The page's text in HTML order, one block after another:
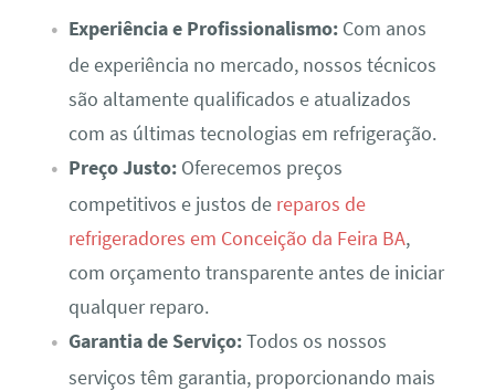
Experiência e Profissionalismo:Com anos
de experiência no mercado, nossos técnicos
são altamente qualificados e atualizados
com as últimas tecnologias em refrigeração.
Preço Justo:Oferecemos preços
competitivos e justos de reparos de
refrigeradores em Conceição da Feira BA,
com orçamento transparente antes de iniciar
qualquer reparo.
Garantia de Serviço:Todos os nossos
serviços têm garantia, proporcionando mais